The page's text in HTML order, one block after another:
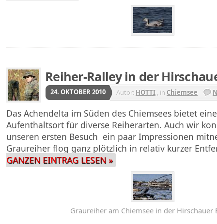
Reiher-Ralley in der
24. OKTOBER 2010 Autor: HOTTI , in Chiemsee
Das Achendelta im Süden des Chiemsees bietet
Aufenthaltsort für diverse Reiherarten. Auch wir
unseren ersten Besuch ein paar Impressionen
Graureiher flog ganz plötzlich in relativ kurzer
GANZEN EINTRAG LESEN »
Graureiher am Chiemsee in der Hirschauer